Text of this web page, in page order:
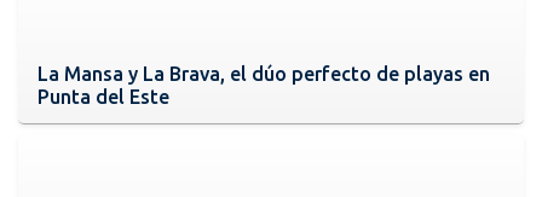
La Mansa y La Brava, el dúo perfecto de playas en
Punta del Este